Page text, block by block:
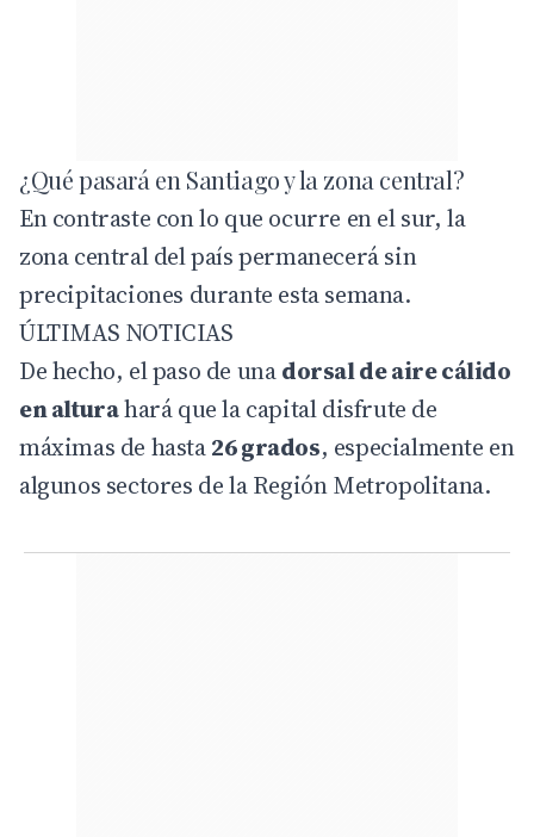
¿Qué pasará en Santiago y la zona central?
En contraste con lo que ocurre en el sur, la
zona central del país permanecerá sin
precipitaciones durante esta semana.
ÚLTIMAS NOTICIAS
De hecho, el paso de unadorsal de aire cálido
en alturahará que la capital disfrute de
máximas de hasta26 grados, especialmente en
algunos sectores de la Región Metropolitana.